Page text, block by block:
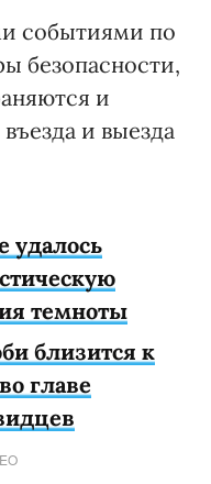
событиями по
безопасности,
и
и выезда
удалось
темноты
близится к
главе